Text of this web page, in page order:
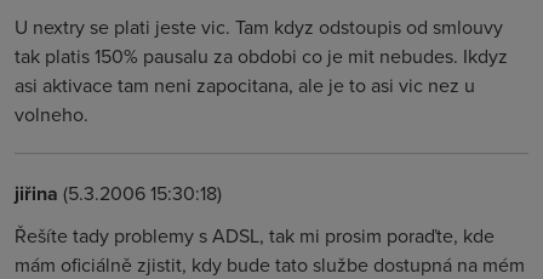
U nextry se plati jeste vic. Tam kdyz odstoupis od smlouvy
tak platis 150% pausalu za obdobi co je mit nebudes. Ikdyz
asi aktivace tam neni zapocitana, ale je to asi vic nez u
volneho.
jiřina (5.3.2006 15:30:18)
Řešíte tady problemy s ADSL, tak mi prosim poraďte, kde
mám oficiálně zjistit, kdy bude tato službe dostupná na mém